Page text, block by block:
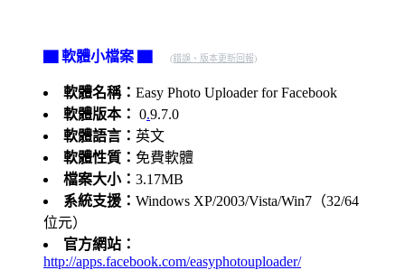
▇ 軟體小檔案 ▇ (錯誤、版本更新回報)
軟體名稱： Easy Photo Uploader for Facebook
軟體版本： 0.9.7.0
軟體語言： 英文
軟體性質： 免費軟體
檔案大小： 3.17MB
系統支援： Windows XP/2003/Vista/Win7（32/64
位元）
官方網站：
http://apps.facebook.com/easyphotouploader/